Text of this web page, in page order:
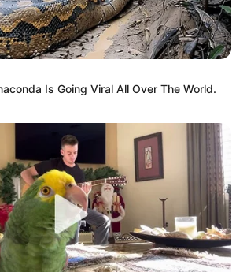
Is Going Viral All Over The World.